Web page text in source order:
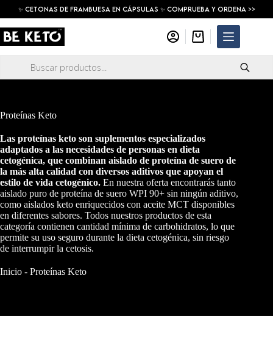
contenido
✨ Cetonas De Frambuesa En Cápsulas ✨ COMPRUEBA Y ORDENA >>
Carro
de
productos
Proteínas Keto
Las proteínas keto son suplementos especializados
adaptados a las necesidades de personas en dieta
cetogénica, que combinan aislado de proteína de suero de
la más alta calidad con diversos aditivos que apoyan el
estilo de vida cetogénico. En nuestra oferta encontrarás tanto
aislado puro de proteína de suero WPI 90+ sin ningún aditivo,
como aislados keto enriquecidos con aceite MCT disponibles
en diferentes sabores. Todos nuestros productos de esta
categoría contienen cantidad mínima de carbohidratos, lo que
permite su uso seguro durante la dieta cetogénica, sin riesgo
de interrumpir la cetosis.
Inicio - Proteínas Keto